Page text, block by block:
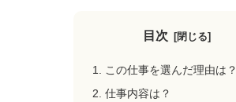
目次
この仕事を選んだ理由は？
仕事内容は？